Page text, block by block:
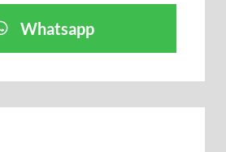
Whatsapp